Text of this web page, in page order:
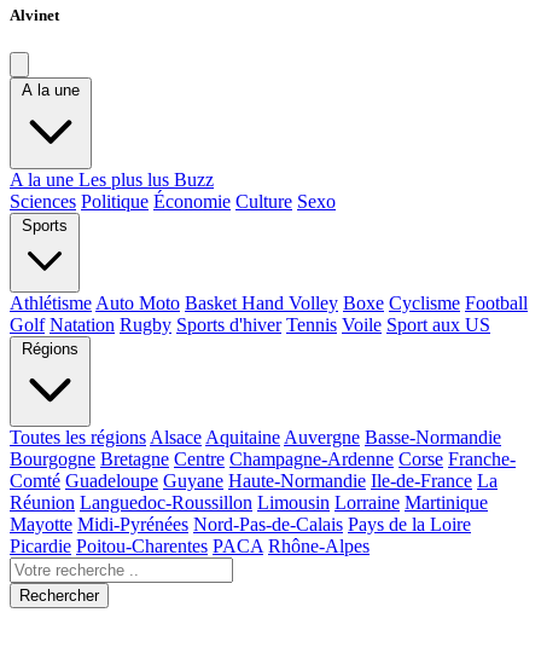
Alvinet
A la une
A la une Les plus lus Buzz
Sciences Politique Économie Culture Sexo
Sports
Athlétisme Auto Moto Basket Hand Volley Boxe Cyclisme Football
Golf Natation Rugby Sports d'hiver Tennis Voile Sport aux US
Régions
Toutes les régions Alsace Aquitaine Auvergne Basse-Normandie
Bourgogne Bretagne Centre Champagne-Ardenne Corse Franche-
Comté Guadeloupe Guyane Haute-Normandie Ile-de-France La
Réunion Languedoc-Roussillon Limousin Lorraine Martinique
Mayotte Midi-Pyrénées Nord-Pas-de-Calais Pays de la Loire
Picardie Poitou-Charentes PACA Rhône-Alpes
Rechercher